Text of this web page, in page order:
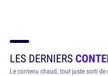
LES DERNIERS
Le contenu chaud, tout juste sorti de